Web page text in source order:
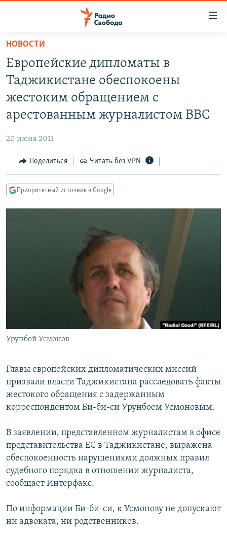
упрощенного
доступа
Вернуться
основному
содержанию
Вернутся
навигации
Вернутся
ПОДКАСТЫ
АВТОРСКИЕ ПРОЕКТЫ
IDEL.РЕАЛИИ
КАВКАЗ.РЕАЛИИ
РАСПИСАНИЕ ВЕЩАНИЯ
ПОДПИШИТЕСЬ НА РАССЫЛКУ
НОВОСТИ
Европейские дипломаты в
Таджикистане обеспокоены
жестоким обращением с
арестованным журналистом ВВС
20 июня 2011
Поделиться Читать без VPN
Приоритетный источник в Google
Урунбой Усмонов
Главы европейских дипломатических миссий
призвали власти Таджикистана расследовать факты
жестокого обращения с задержанным
корреспондентом Би-би-си Урунбоем Усмоновым.
В заявлении, представленном журналистам в офисе
представительства ЕС в Таджикистане, выражена
обеспокоенность нарушениями должных правил
судебного порядка в отношении журналиста,
сообщает Интерфакс.
По информации Би-би-си, к Усмонову не допускают
ни адвоката, ни родственников.